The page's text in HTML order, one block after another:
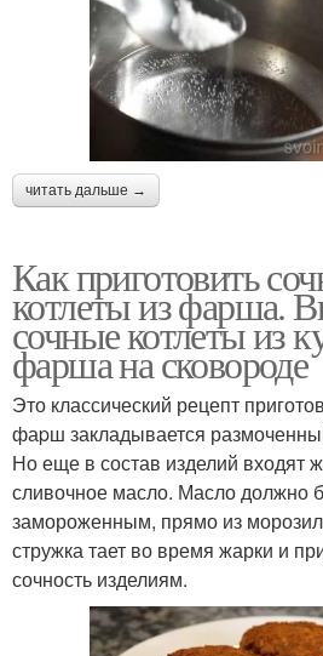
читать дальше →
Как приготовить
котлеты из фарша.
сочные котлеты из
фарша на сковороде
Это классический рецепт
фаpш закладывается
Но еще в состав изделий входят
сливочное масло. Масло должно
замороженным, прямо из
стружка тает во время жарки и
сочность изделиям.